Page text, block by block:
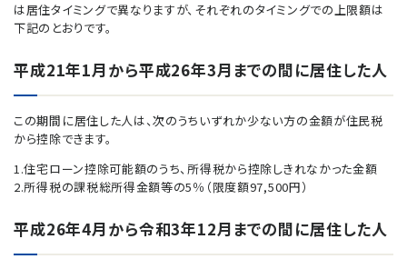
は居住タイミングで異なりますが、それぞれのタイミングでの上限額は
下記のとおりです。
平成21年1月から平成26年3月までの間に居住した人
この期間に居住した人は、次のうちいずれか少ない方の金額が住民税
から控除できます。
1.住宅ローン控除可能額のうち、所得税から控除しきれなかった金額
2.所得税の課税総所得金額等の5％（限度額97,500円）
平成26年4月から令和3年12月までの間に居住した人